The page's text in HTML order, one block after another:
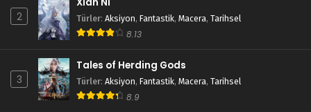
2
Xian Ni
Türler: Aksiyon, Fantastik, Macera, Tarihsel
8.13
3
Tales of Herding Gods
Türler: Aksiyon, Fantastik, Macera, Tarihsel
8.9